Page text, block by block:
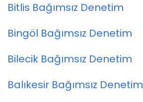
Bitlis Bağımsız Denetim
Bingöl Bağımsız Denetim
Bilecik Bağımsız Denetim
Balıkesir Bağımsız Denetim